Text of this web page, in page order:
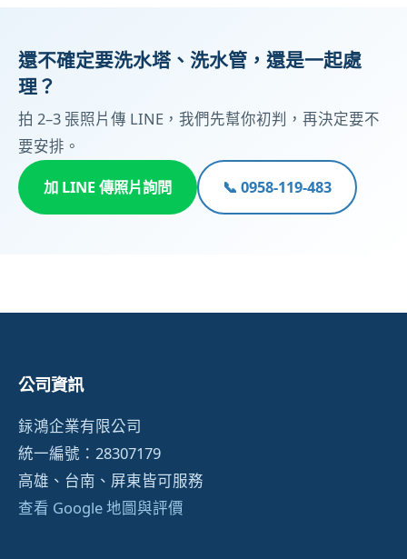
還不確定要洗水塔、洗水管，還是一起處
理？
拍 2–3 張照片傳 LINE，我們先幫你初判，再決定要不
要安排。
加 LINE 傳照片詢問 📞 0958-119-483
公司資訊
銢鴻企業有限公司
統一編號：28307179
高雄、台南、屏東皆可服務
查看 Google 地圖與評價